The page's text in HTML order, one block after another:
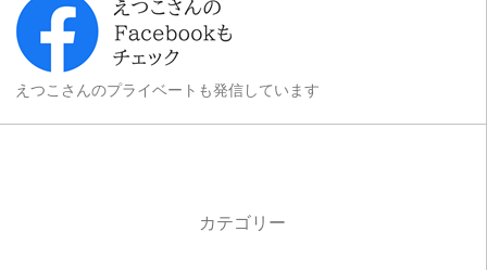
えつこさんのプライベートも発信しています
カテゴリー